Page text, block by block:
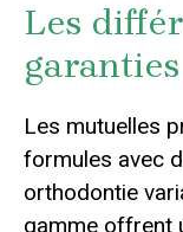
Les
Les mutuelles
formules avec
orthodontie
gamme offrent